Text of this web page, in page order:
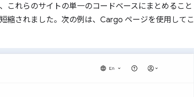
これらのサイトの単一のコードベースにまとめること
縮されました。次の例は、Cargo ページを使用してこ